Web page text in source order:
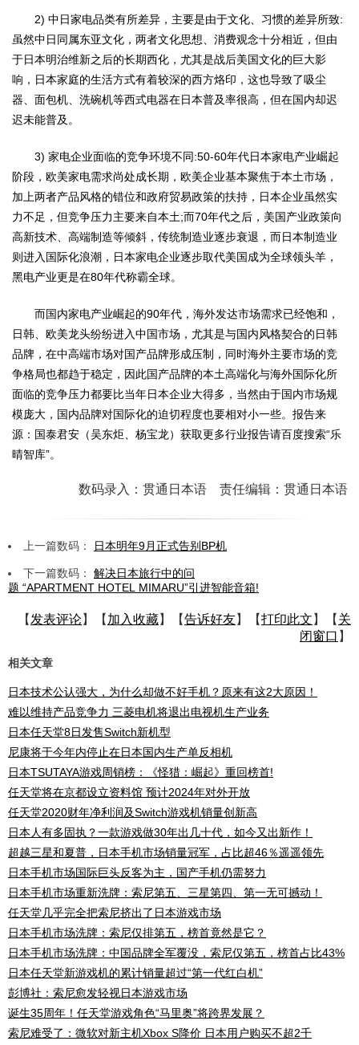
2) 中日家电品类有所差异，主要是由于文化、习惯的差异所致:
虽然中日同属东亚文化，两者文化思想、消费观念十分相近，但由
于日本明治维新之后的长期西化，尤其是战后美国文化的巨大影
响，日本家庭的生活方式有着较深的西方烙印，这也导致了吸尘
器、面包机、洗碗机等西式电器在日本普及率很高，但在国内却迟
迟未能普及。
3) 家电企业面临的竞争环境不同:50-60年代日本家电产业崛起
阶段，欧美家电需求尚处成长期，欧美企业基本聚焦于本土市场，
加上两者产品风格的错位和政府贸易政策的扶持，日本企业虽然实
力不足，但竞争压力主要来自本土;而70年代之后，美国产业政策向
高新技术、高端制造等倾斜，传统制造业逐步衰退，而日本制造业
则进入国际化浪潮，日本家电企业逐步取代美国成为全球领头羊，
黑电产业更是在80年代称霸全球。
而国内家电产业崛起的90年代，海外发达市场需求已经饱和，
日韩、欧美龙头纷纷进入中国市场，尤其是与国内风格契合的日韩
品牌，在中高端市场对国产品牌形成压制，同时海外主要市场的竞
争格局也都趋于稳定，因此国产品牌的本土高端化与海外国际化所
面临的竞争压力都要比当年日本企业大得多，当然由于国内市场规
模庞大，国内品牌对国际化的迫切程度也要相对小一些。报告来
源：国泰君安（吴东炬、杨宝龙）获取更多行业报告请百度搜索“乐
晴智库”。
数码录入：贯通日本语 责任编辑：贯通日本语
上一篇数码： 日本明年9月正式告别BP机
下一篇数码： 解决日本旅行中的问
题 “APARTMENT HOTEL MIMARU”引进智能音箱!
【 发表评论】【 加入收藏】【告诉好友】【打印此文 】【 关
闭窗口 】
相关文章
日本技术公认强大，为什么却做不好手机？原来有这2大原因！
难以维持产品竞争力 三菱电机将退出电视机生产业务
日本任天堂8日发售Switch新机型
尼康将于今年内停止在日本国内生产单反相机
日本TSUTAYA游戏周销榜：《怪猎：崛起》重回榜首!
任天堂将在京都设立资料馆 预计2024年对外开放
任天堂2020财年净利润及Switch游戏机销量创新高
日本人有多固执？一款游戏做30年出几十代，如今又出新作！
超越三星和夏普，日本手机市场销量冠军，占比超46％遥遥领先
日本手机市场国际巨头反客为主，国产手机仍需努力
日本手机市场重新洗牌：索尼第五、三星第四、第一无可撼动！
任天堂几乎完全把索尼挤出了日本游戏市场
日本手机市场洗牌：索尼仅排第五，榜首竟然是它？
日本手机市场洗牌：中国品牌全军覆没，索尼仅第五，榜首占比43%
日本任天堂新游戏机的累计销量超过“第一代红白机”
彭博社：索尼愈发轻视日本游戏市场
诞生35周年！任天堂游戏角色“马里奥”将跨界发展？
索尼难受了：微软对新主机Xbox S降价 日本用户购买不超2千